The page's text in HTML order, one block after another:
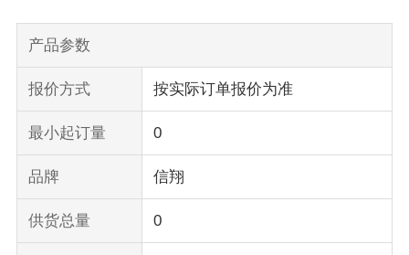
产品参数
报价方式 按实际订单报价为准
最小起订量 0
品牌 信翔
供货总量 0